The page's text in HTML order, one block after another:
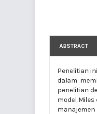
ABSTRACT
Penelitian
dalam
penelitian
model